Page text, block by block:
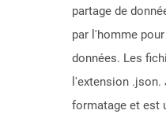
partage de
par l'homme
données. Les
l'extension
formatage et est